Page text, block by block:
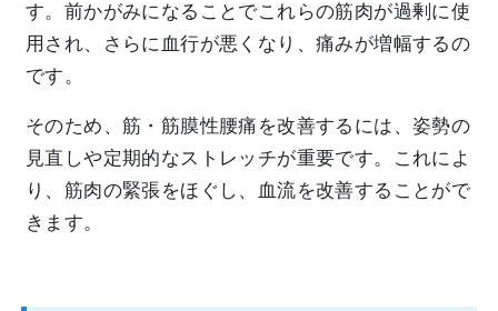
す。前かがみになることでこれらの筋肉が過剰に使
用され、さらに血行が悪くなり、痛みが増幅するの
です。
そのため、筋・筋膜性腰痛を改善するには、姿勢の
見直しや定期的なストレッチが重要です。これによ
り、筋肉の緊張をほぐし、血流を改善することがで
きます。